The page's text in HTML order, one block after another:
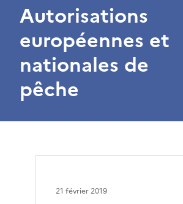
Autorisations
européennes et
nationales de
pêche
21 février 2019